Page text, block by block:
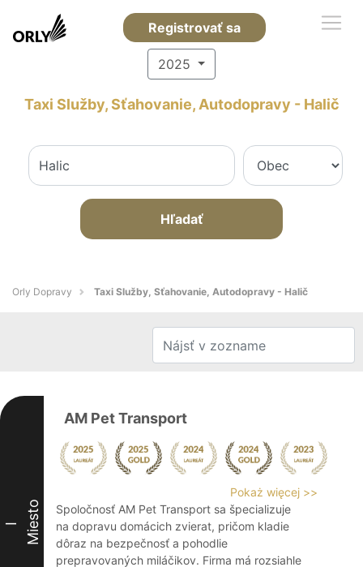
Registrovať sa
2025
Taxi Služby, Sťahovanie, Autodopravy - Halič
Hľadať
Orly Dopravy Taxi Služby, Sťahovanie, Autodopravy - Halič
I Miesto
AM Pet Transport
Pokaż więcej >>
Spoločnosť AM Pet Transport sa špecializuje
na dopravu domácich zvierat, pričom kladie
dôraz na bezpečnosť a pohodlie
prepravovaných miláčikov. Firma má rozsiahle